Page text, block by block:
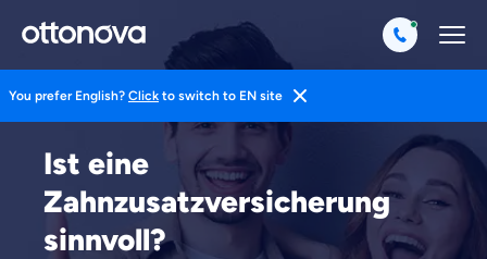
You prefer English? Click to switch to EN site
Ist eine
Zahnzusatzversicherung
sinnvoll?